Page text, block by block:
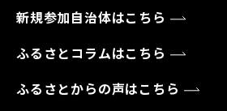
新規参加自治体はこちら
ふるさとコラムはこちら
ふるさとからの声はこちら